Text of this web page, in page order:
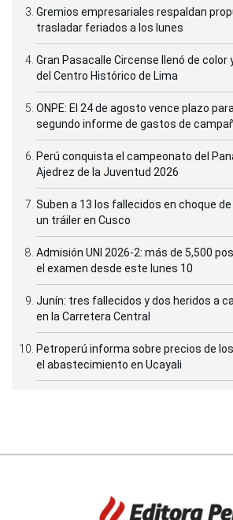
Gremios empresariales respaldan
trasladar feriados a los lunes
Gran Pasacalle Circense llenó de color
del Centro Histórico de Lima
ONPE: El 24 de agosto vence plazo
segundo informe de gastos de
Perú conquista el campeonato del
Ajedrez de la Juventud 2026
Suben a 13 los fallecidos en choque
un tráiler en Cusco
Admisión UNI 2026-2: más de 5,500
el examen desde este lunes 10
Junín: tres fallecidos y dos heridos a
en la Carretera Central
Petroperú informa sobre precios de
el abastecimiento en Ucayali